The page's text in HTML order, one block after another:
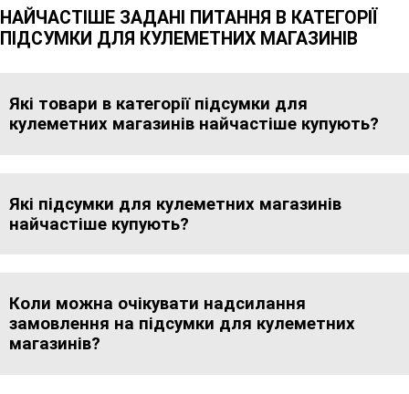
НАЙЧАСТІШЕ ЗАДАНІ ПИТАННЯ В КАТЕГОРІЇ
ПІДСУМКИ ДЛЯ КУЛЕМЕТНИХ МАГАЗИНІВ
Які товари в категорії підсумки для
кулеметних магазинів найчастіше купують?
Які підсумки для кулеметних магазинів
найчастіше купують?
Коли можна очікувати надсилання
замовлення на підсумки для кулеметних
магазинів?